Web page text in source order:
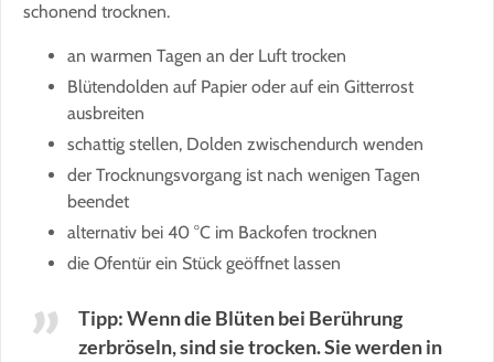
schonend trocknen.
an warmen Tagen an der Luft trocken
Blütendolden auf Papier oder auf ein Gitterrost
ausbreiten
schattig stellen, Dolden zwischendurch wenden
der Trocknungsvorgang ist nach wenigen Tagen
beendet
alternativ bei 40 °C im Backofen trocknen
die Ofentür ein Stück geöffnet lassen
Tipp: Wenn die Blüten bei Berührung
zerbröseln, sind sie trocken. Sie werden in